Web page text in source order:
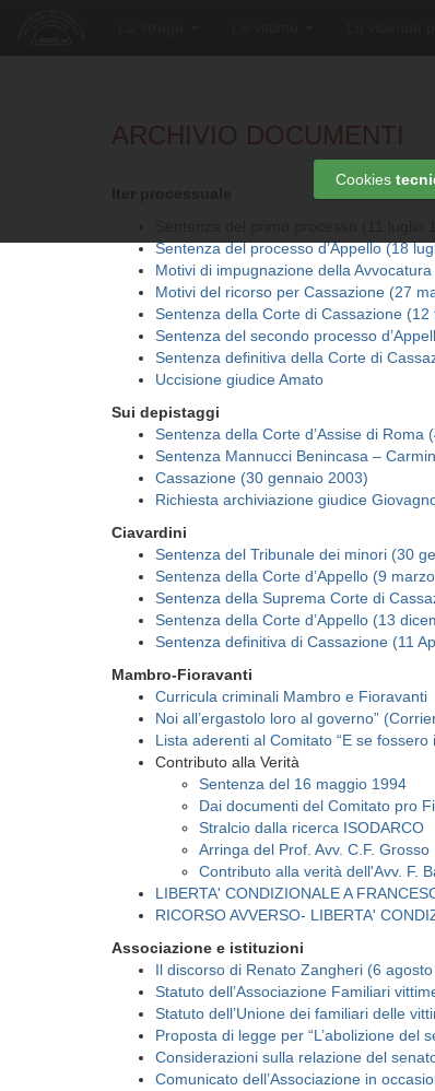
ARCHIVIO DOCUMENTI
Sentenza del processo d’Appello (18
Motivi di impugnazione della
Motivi del ricorso per Cassazione (27
Sentenza della Corte di Cassazione (12
Sentenza del secondo processo
Sentenza definitiva della Corte di
Uccisione giudice Amato
Sui depistaggi
Sentenza della Corte d’Assise di Roma
Sentenza Mannucci Benincasa –
Cassazione (30 gennaio 2003)
Richiesta archiviazione giudice
Ciavardini
Sentenza del Tribunale dei minori (30
Sentenza della Corte d’Appello (9
Sentenza della Suprema Corte di
Sentenza della Corte d’Appello (13
Sentenza definitiva di Cassazione (11
Mambro-Fioravanti
Curricula criminali Mambro e Fioravanti
Noi all’ergastolo loro al governo”
Lista aderenti al Comitato “E se fossero
Contributo alla Verità
Sentenza del 16 maggio 1994
Dai documenti del Comitato pro
Stralcio dalla ricerca ISODARCO
Arringa del Prof. Avv. C.F. Grosso
Contributo alla verità dell'Avv. F.
LIBERTA' CONDIZIONALE A
RICORSO AVVERSO- LIBERTA'
Associazione e istituzioni
Il discorso di Renato Zangheri (6
Statuto dell’Associazione Familiari
Statuto dell’Unione dei familiari delle
Proposta di legge per “L’abolizione del
Considerazioni sulla relazione del
Comunicato dell’Associazione in
Cookies